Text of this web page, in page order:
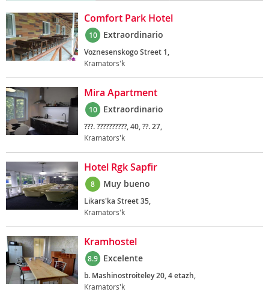
Comfort Park Hotel
10 Extraordinario
Voznesenskogo Street 1,
Kramators'k
Mira Apartment
10 Extraordinario
???. ??????????, 40, ??. 27,
Kramators'k
Hotel Rgk Sapfir
8 Muy bueno
Likars'ka Street 35,
Kramators'k
Kramhostel
8.9 Excelente
b. Mashinostroiteley 20, 4 etazh,
Kramators'k